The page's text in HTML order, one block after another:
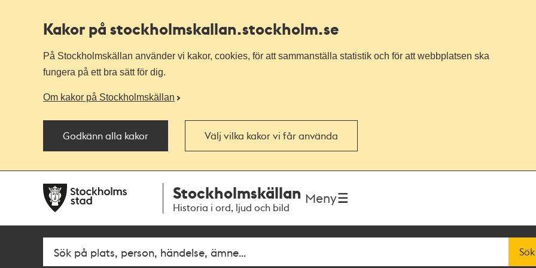
Kakor på stockholmskallan.stockholm.se
På Stockholmskällan använder vi kakor, cookies, för att sammanställa statistik och för att webbplatsen ska
fungera på ett bra sätt för dig.
Om kakor på Stockholmskällan
Godkänn alla kakor Välj vilka kakor vi får använda
navigationen
huvudinnehållet
Stockholmskällan
Historia i ord, ljud och bild
Meny
Fritextsök Sök